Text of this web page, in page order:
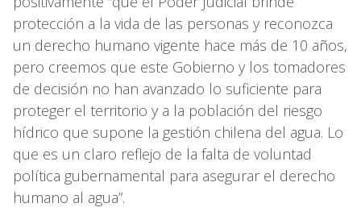
protección a la vida de las personas y reconozca
un derecho humano vigente hace más de 10 años,
pero creemos que este Gobierno y los tomadores
de decisión no han avanzado lo suficiente para
proteger el territorio y a la población del riesgo
hídrico que supone la gestión chilena del agua. Lo
que es un claro reflejo de la falta de voluntad
política gubernamental para asegurar el derecho
humano al agua”.